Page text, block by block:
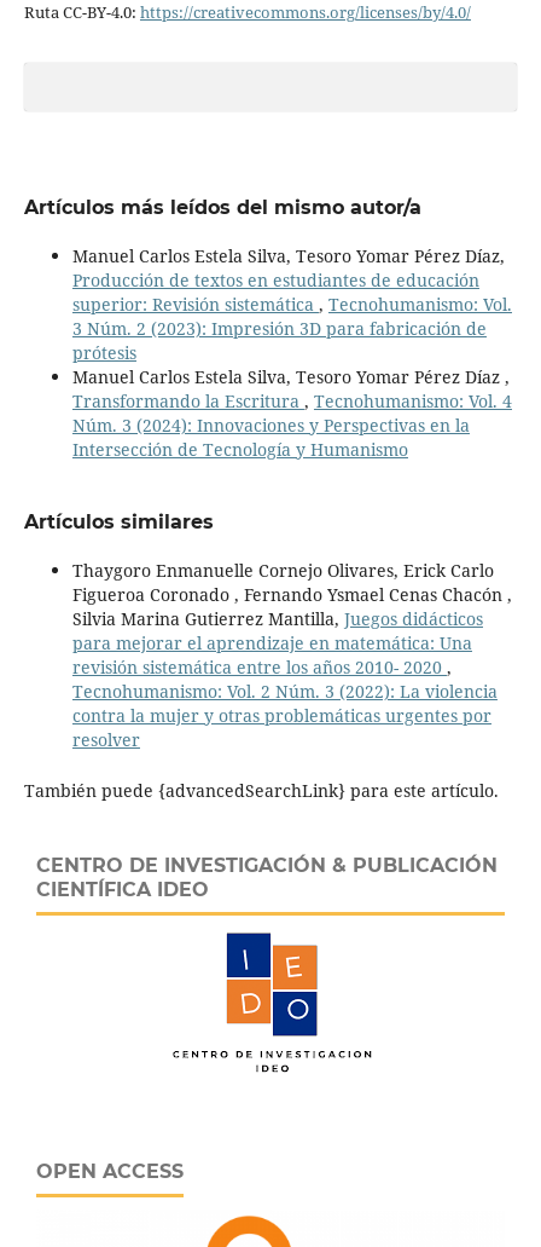
Ruta CC-BY-4.0: https://creativecommons.org/licenses/by/4.0/
Artículos más leídos del mismo autor/a
Manuel Carlos Estela Silva, Tesoro Yomar Pérez Díaz,
Producción de textos en estudiantes de educación
superior: Revisión sistemática , Tecnohumanismo: Vol.
3 Núm. 2 (2023): Impresión 3D para fabricación de
prótesis
Manuel Carlos Estela Silva, Tesoro Yomar Pérez Díaz ,
Transformando la Escritura , Tecnohumanismo: Vol. 4
Núm. 3 (2024): Innovaciones y Perspectivas en la
Intersección de Tecnología y Humanismo
Artículos similares
Thaygoro Enmanuelle Cornejo Olivares, Erick Carlo
Figueroa Coronado , Fernando Ysmael Cenas Chacón ,
Silvia Marina Gutierrez Mantilla, Juegos didácticos
para mejorar el aprendizaje en matemática: Una
revisión sistemática entre los años 2010- 2020 ,
Tecnohumanismo: Vol. 2 Núm. 3 (2022): La violencia
contra la mujer y otras problemáticas urgentes por
resolver
También puede {advancedSearchLink} para este artículo.
CENTRO DE INVESTIGACIÓN & PUBLICACIÓN
CIENTÍFICA IDEO
OPEN ACCESS